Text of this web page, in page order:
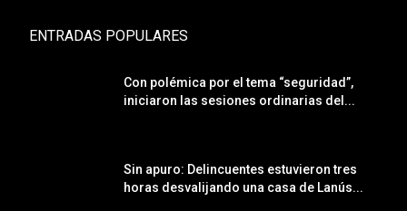
ENTRADAS POPULARES
Con polémica por el tema “seguridad”,
iniciaron las sesiones ordinarias del...
Sin apuro: Delincuentes estuvieron tres
horas desvalijando una casa de Lanús...